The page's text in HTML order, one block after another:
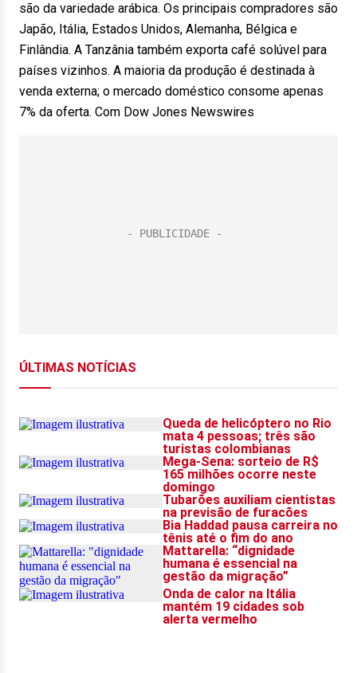
são da variedade arábica. Os principais compradores são
Japão, Itália, Estados Unidos, Alemanha, Bélgica e
Finlândia. A Tanzânia também exporta café solúvel para
países vizinhos. A maioria da produção é destinada à
venda externa; o mercado doméstico consome apenas
7% da oferta. Com Dow Jones Newswires